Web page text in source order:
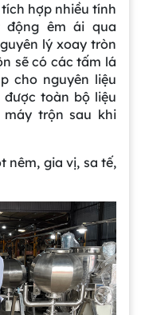
hợp nhiều tính
động êm ái qua
lý xoay tròn
sẽ có các tấm lá
cho nguyên liệu
toàn bộ liệu
trộn sau khi
nêm, gia vị, sa tế,